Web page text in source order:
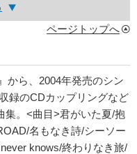
ページトップへ
から、2004年発売のシン
録のCDカップリングなど
集。<曲目>君がいた夏/抱
名もなき詩/シーソー
knows/終わりなき旅/